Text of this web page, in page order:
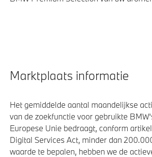
Marktplaats informatie
Het gemiddelde aantal maandelijkse
van de zoekfunctie voor gebruikte
Europese Unie bedraagt, conform
Digital Services Act, minder dan
waarde te bepalen, hebben we de